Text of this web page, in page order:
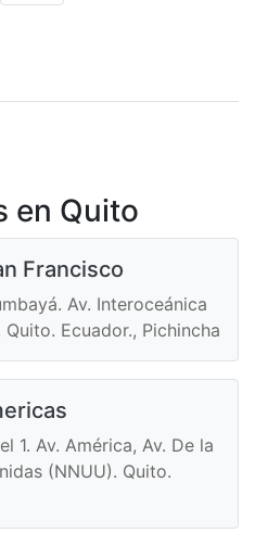
en Quito
Francisco
Av. Interoceánica
Ecuador., Pichincha
1. Av. América, Av. De la
(NNUU). Quito.